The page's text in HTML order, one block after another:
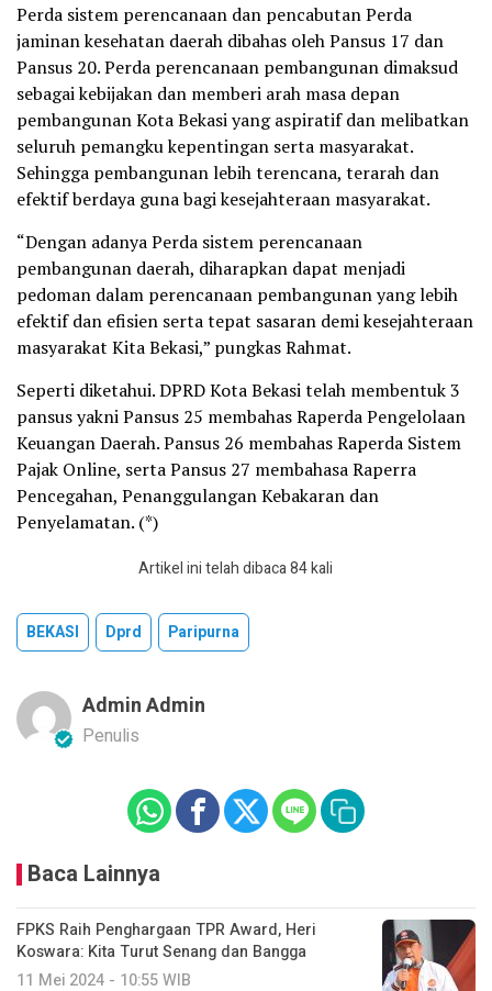
Perda sistem perencanaan dan pencabutan Perda
jaminan kesehatan daerah dibahas oleh Pansus 17 dan
Pansus 20. Perda perencanaan pembangunan dimaksud
sebagai kebijakan dan memberi arah masa depan
pembangunan Kota Bekasi yang aspiratif dan melibatkan
seluruh pemangku kepentingan serta masyarakat.
Sehingga pembangunan lebih terencana, terarah dan
efektif berdaya guna bagi kesejahteraan masyarakat.
“Dengan adanya Perda sistem perencanaan
pembangunan daerah, diharapkan dapat menjadi
pedoman dalam perencanaan pembangunan yang lebih
efektif dan efisien serta tepat sasaran demi kesejahteraan
masyarakat Kita Bekasi,” pungkas Rahmat.
Seperti diketahui. DPRD Kota Bekasi telah membentuk 3
pansus yakni Pansus 25 membahas Raperda Pengelolaan
Keuangan Daerah. Pansus 26 membahas Raperda Sistem
Pajak Online, serta Pansus 27 membahasa Raperra
Pencegahan, Penanggulangan Kebakaran dan
Penyelamatan. (*)
Artikel ini telah dibaca 84 kali
BEKASI Dprd Paripurna
Admin Admin
Penulis
Baca Lainnya
FPKS Raih Penghargaan TPR Award, Heri
Koswara: Kita Turut Senang dan Bangga
11 Mei 2024 - 10:55 WIB